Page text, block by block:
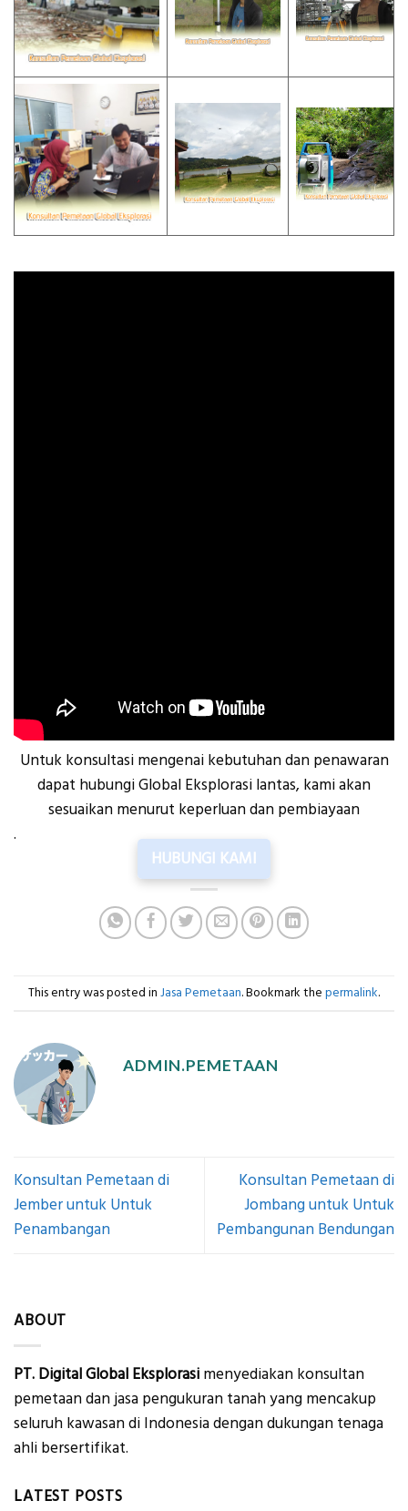
Untuk konsultasi mengenai kebutuhan dan penawaran
dapat hubungi Global Eksplorasi lantas, kami akan
sesuaikan menurut keperluan dan pembiayaan
.
HUBUNGI KAMI
This entry was posted in Jasa Pemetaan. Bookmark the permalink.
ADMIN.PEMETAAN
Konsultan Pemetaan di
Jember untuk Untuk
Penambangan
Konsultan Pemetaan di
Jombang untuk Untuk
Pembangunan Bendungan
ABOUT
PT. Digital Global Eksplorasi menyediakan konsultan
pemetaan dan jasa pengukuran tanah yang mencakup
seluruh kawasan di Indonesia dengan dukungan tenaga
ahli bersertifikat.
LATEST POSTS